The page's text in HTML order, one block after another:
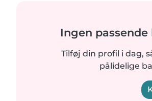
Ingen
Tilføj din profil i dag,
pålidelige